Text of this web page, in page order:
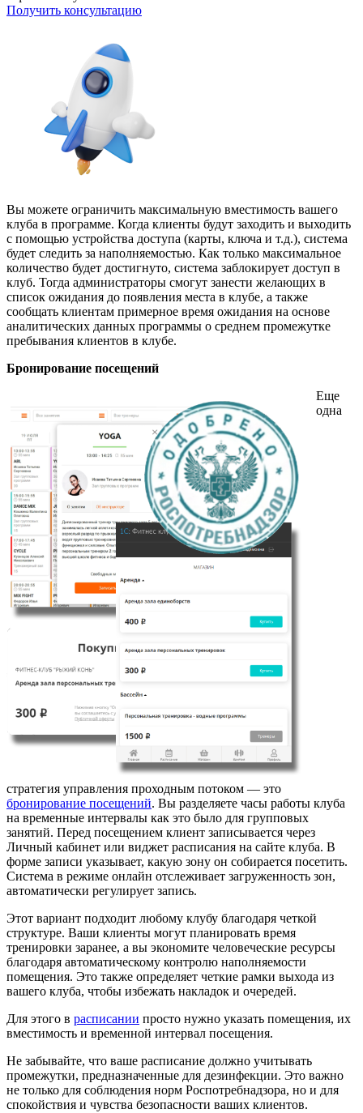
Получить консультацию
Вы можете ограничить максимальную вместимость вашего
клуба в программе. Когда клиенты будут заходить и выходить
с помощью устройства доступа (карты, ключа и т.д.), система
будет следить за наполняемостью. Как только максимальное
количество будет достигнуто, система заблокирует доступ в
клуб. Тогда администраторы смогут занести желающих в
список ожидания до появления места в клубе, а также
сообщать клиентам примерное время ожидания на основе
аналитических данных программы о среднем промежутке
пребывания клиентов в клубе.
Бронирование посещений
Еще
одна
стратегия управления проходным потоком — это
бронирование посещений. Вы разделяете часы работы клуба
на временные интервалы как это было для групповых
занятий. Перед посещением клиент записывается через
Личный кабинет или виджет расписания на сайте клуба. В
форме записи указывает, какую зону он собирается посетить.
Система в режиме онлайн отслеживает загруженность зон,
автоматически регулирует запись.
Этот вариант подходит любому клубу благодаря четкой
структуре. Ваши клиенты могут планировать время
тренировки заранее, а вы экономите человеческие ресурсы
благодаря автоматическому контролю наполняемости
помещения. Это также определяет четкие рамки выхода из
вашего клуба, чтобы избежать накладок и очередей.
Для этого в расписании просто нужно указать помещения, их
вместимость и временной интервал посещения.
Не забывайте, что ваше расписание должно учитывать
промежутки, предназначенные для дезинфекции. Это важно
не только для соблюдения норм Роспотребнадзора, но и для
спокойствия и чувства безопасности ваших клиентов.